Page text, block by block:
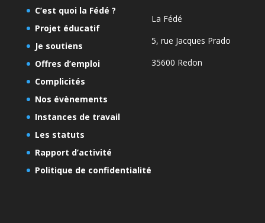
C’est quoi la Fédé ?
Projet éducatif
Je soutiens
Offres d’emploi
Complicités
Nos évènements
Instances de travail
Les statuts
Rapport d’activité
Politique de confidentialité
La Fédé
5, rue Jacques Prado
35600 Redon